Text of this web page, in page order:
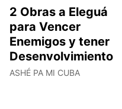
2 Obras a Eleguá
para Vencer
Enemigos y tener
Desenvolvimiento
ASHÉ PA MI CUBA